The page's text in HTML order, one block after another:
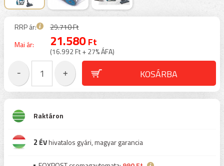
RRP ár:
29.710 Ft
Mai ár:
21.580Ft
(16.992 Ft + 27% ÁFA)
Raktáron
2 ÉVhivatalos gyári, magyar garancia